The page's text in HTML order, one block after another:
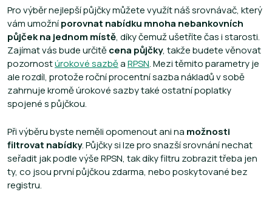
Pro výběr nejlepší půjčky můžete využít náš srovnávač, který
vám umožníporovnat nabídku mnoha nebankovních
půjček na jednom místě, díky čemuž ušetříte čas i starosti.
Zajímat vás bude určitěcena půjčky, takže budete věnovat
pozornostúrokové sazběaRPSN. Mezi těmito parametry je
ale rozdíl, protože roční procentní sazba nákladů v sobě
zahrnuje kromě úrokové sazby také ostatní poplatky
spojené s půjčkou.
Při výběru byste neměli opomenout ani na možnosti
filtrovat nabídky. Půjčky si lze pro snazší srovnání nechat
seřadit jak podle výše RPSN, tak díky filtru zobrazit třeba jen
ty, co jsou první půjčkou zdarma, nebo poskytované bez
registru.